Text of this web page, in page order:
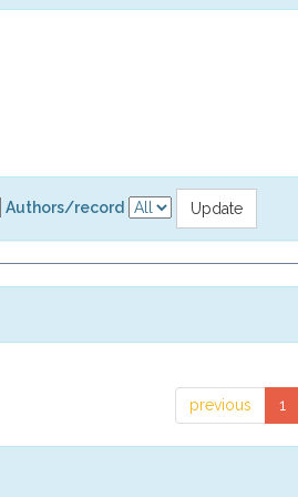
Authors/record
previous 1